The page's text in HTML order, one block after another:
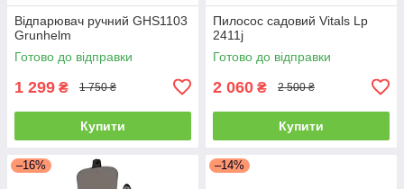
Відпарювач ручний GHS1103
Grunhelm
Готово до відправки
1 299 ₴ 1 750 ₴
Купити
Пилосос садовий Vitals Lp
2411j
Готово до відправки
2 060 ₴ 2 500 ₴
Купити
–16% –14%